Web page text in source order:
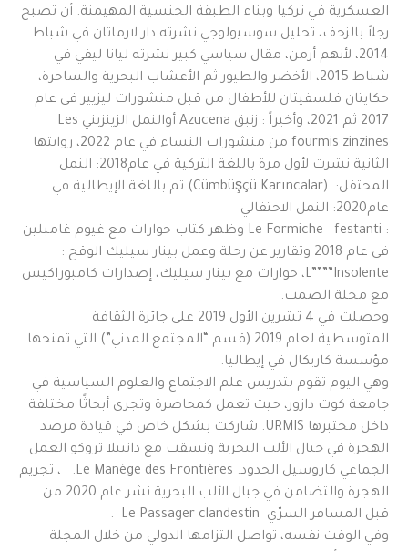
العسكرية في تركيا وبناء الطبقة الجنسية المهيمنة. أن تصبح
رجلاً بالزحف، تحليل سوسيولوجي نشرته دار لارماثان في شباط
2014، لأنهم أرمن، مقال سياسي كبير نشرته ليانا ليفي في
شباط 2015، الأخضر والطيور ثم الأعشاب البحرية والساحرة،
حكايتان فلسفيتان للأطفال من قبل منشورات ليزيير في عام
2017 ثم 2021، وأخيراً : زنبق Azucena أوالنمل الزينزيني Les
fourmis zinzines من منشورات النساء في عام 2022، روايتها
الثانية نشرت لأول مرة باللغة التركية في عام2018: النمل
المحتفل: (Cümbüşçü Karıncalar) ثم باللغة الإيطالية في
عام2020: النمل الاحتفالي
: Le Formiche festanti وظهر كتاب حوارات مع غيوم غامبلين
في عام 2018 وتقارير عن رحلة وعمل بينار سيليك الوقح :
L””””Insolente، حوارات مع بينار سيليك، إصدارات كامبوراكيس
مع مجلة الصمت.
وحصلت في 4 تشرين الأول 2019 على جائزة الثقافة
المتوسطية لعام 2019 (قسم “المجتمع المدني”) التي تمنحها
مؤسسة كاريكال في إيطاليا.
وهي اليوم تقوم بتدريس علم الاجتماع والعلوم السياسية في
جامعة كوت دازور، حيث تعمل كمحاضرة وتجري أبحاثًا مختلفة
داخل مختبرها URMIS. شاركت بشكل خاص في قيادة مرصد
الهجرة في جبال الألب البحرية ونسقت مع دانييلا تروكو العمل
الجماعي كاروسيل الحدود. Le Manège des Frontières. ، تجريم
الهجرة والتضامن في جبال الألب البحرية نشر عام 2020 من
قبل المسافر السرّي Le Passager clandestin .
وفي الوقت نفسه، تواصل التزامها الدولي من خلال المجلة